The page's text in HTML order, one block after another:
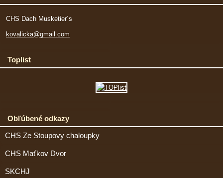
CHS Dach Musketier´s
kovalicka@gmail.com
Toplist
Obľúbené odkazy
CHS Ze Stoupovy chaloupky
CHS Maťkov Dvor
SKCHJ